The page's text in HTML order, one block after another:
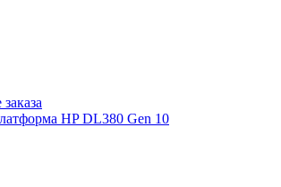
HP DL380 Gen 10